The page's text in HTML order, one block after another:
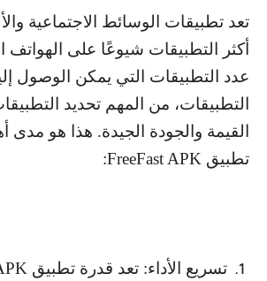
تعد تطبيقات الوسائط الاجتماعية
أكثر التطبيقات شيوعًا على الهواتف
عدد التطبيقات التي يمكن الوصول
التطبيقات، من المهم تحديد
القيمة والجودة الجيدة. هذا هو مدى
تطبيق FreeFast APK
:
1. تسريع الأداء: تعد قدرة تطبيق